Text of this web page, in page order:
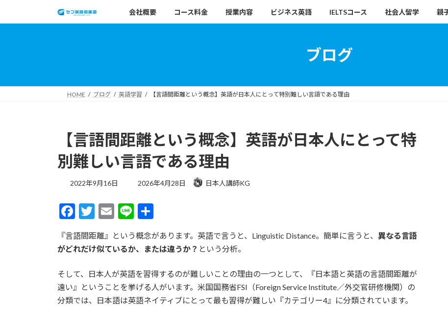
キ
に
会社概要 コース料金 授業内容 ビジネス英語 IELTSコース 社会人留学 親
ブログ
HOME ブログ 英語学習 【言語間距離という概念】英語が日本人にとって特別難しい言語である理由
【言語間距離という概念】英語が日本人にとって特
別難しい言語である理由
2022年9月16日
最
新
日
:
2026年4月28日 日本人講師KG
F
e
b
o
o
k
T
itt
er
E
ai
l
Li
e
『言語間距離』という概念があります。英語で言うと、Linguistic Distance。簡単に言うと、 異なる言語
がどれだけ似ているか、または違うか？ という分析。
そして、日本人が英語を習得するのが難しいことの理由の一つとして、『日本語と英語の言語間距離が
遠い』ということを挙げる人がいます。米国国務省FSI（Foreign Service Institute／外交官研修機関）の
分類では、日本語は英語ネイティブにとって最も習得が難しい『カテゴリー4』に分類されています。